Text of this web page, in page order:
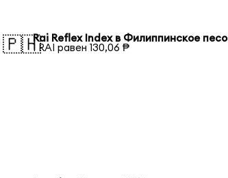
🇵🇭Rai Reflex Index в Филиппинское песо
1 RAI равен 130,06 ₱